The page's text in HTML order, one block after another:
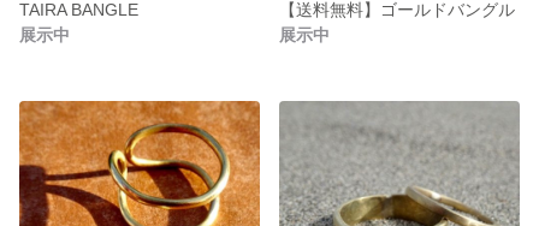
TAIRA BANGLE
展示中
【送料無料】ゴールドバングル
展示中